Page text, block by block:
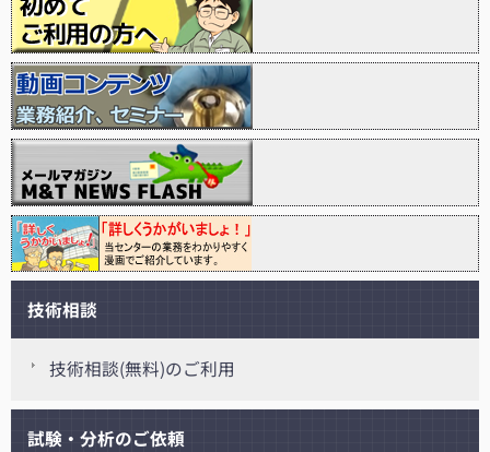
技術相談
技術相談(無料)のご利用
試験・分析のご依頼